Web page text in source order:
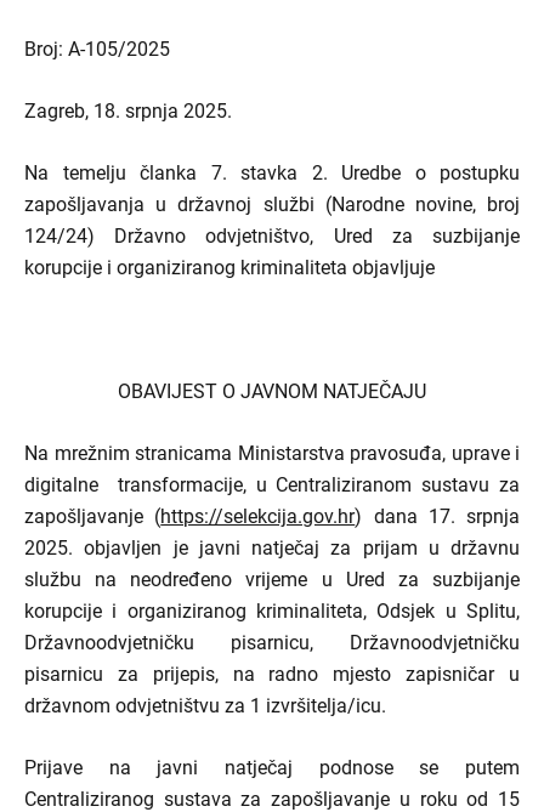
Broj: A-105/2025
Zagreb, 18. srpnja 2025.
Na temelju članka 7. stavka 2. Uredbe o postupku
zapošljavanja u državnoj službi (Narodne novine, broj
124/24) Državno odvjetništvo, Ured za suzbijanje
korupcije i organiziranog kriminaliteta objavljuje
OBAVIJEST O JAVNOM NATJEČAJU
Na mrežnim stranicama Ministarstva pravosuđa, uprave i
digitalne transformacije, u Centraliziranom sustavu za
zapošljavanje (https://selekcija.gov.hr) dana 17. srpnja
2025. objavljen je javni natječaj za prijam u državnu
službu na neodređeno vrijeme u Ured za suzbijanje
korupcije i organiziranog kriminaliteta, Odsjek u Splitu,
Državnoodvjetničku pisarnicu, Državnoodvjetničku
pisarnicu za prijepis, na radno mjesto zapisničar u
državnom odvjetništvu za 1 izvršitelja/icu.
Prijave na javni natječaj podnose se putem
Centraliziranog sustava za zapošljavanje u roku od 15